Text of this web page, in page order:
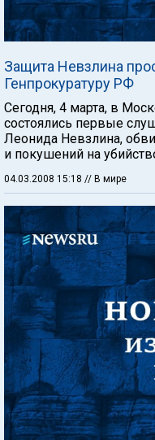
Защита Невзлина
Генпрокуратуру РФ
Сегодня, 4 марта, в
состоялись первые
Леонида Невзлина,
и покушений на
04.03.2008 15:18 // В мире